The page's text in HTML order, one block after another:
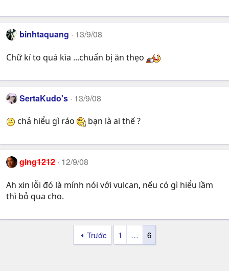
binhtaquang 13/9/08
Chữ kí to quá kìa ...chuẩn bị ăn thẹo
SertaKudo's 13/9/08
chả hiểu gì ráo bạn là ai thế ?
ging1212 12/9/08
Ah xin lỗi đó là mính nói với vulcan, nếu có gì hiểu lầm
thì bỏ qua cho.
Trước 1 … 6